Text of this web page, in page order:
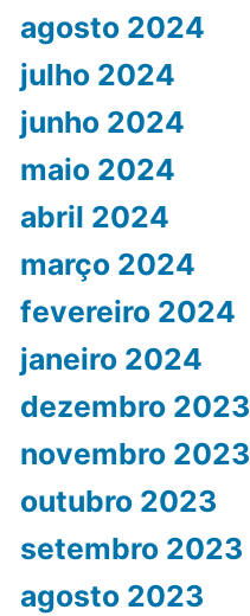
agosto 2024
julho 2024
junho 2024
maio 2024
abril 2024
março 2024
fevereiro 2024
janeiro 2024
dezembro 2023
novembro 2023
outubro 2023
setembro 2023
agosto 2023